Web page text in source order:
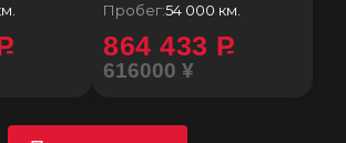
Пробег:54 000 км.
864 433 P
616000 ¥